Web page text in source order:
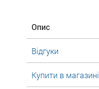
Опис
Відгуки
Купити в магазині